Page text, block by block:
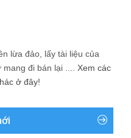
lừa đảo, lấy tài liệu của
mang đi bán lại .... Xem các
ở đây!